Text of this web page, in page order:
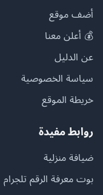
أضف موقع
💰 أعلن معنا
عن الدليل
سياسة الخصوصية
خريطة الموقع
روابط مفيدة
ضيافة منزلية
بوت معرفة الرقم تلجرام